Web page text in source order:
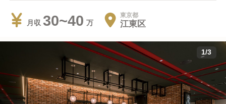
月収 30~40 東京都
江東区
1/3